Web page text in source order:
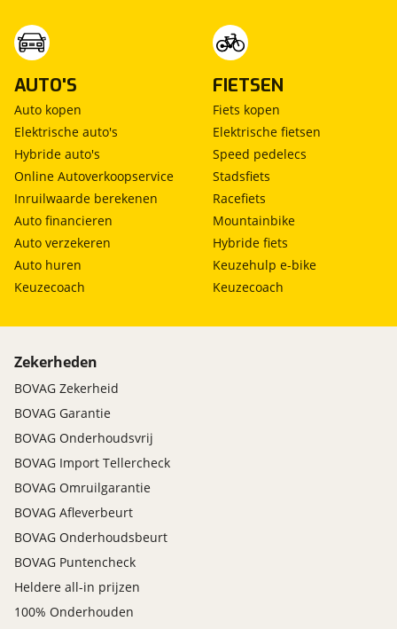
AUTO'S
Auto kopen
Elektrische auto's
Hybride auto's
Online Autoverkoopservice
Inruilwaarde berekenen
Auto financieren
Auto verzekeren
Auto huren
Keuzecoach
FIETSEN
Fiets kopen
Elektrische fietsen
Speed pedelecs
Stadsfiets
Racefiets
Mountainbike
Hybride fiets
Keuzehulp e-bike
Keuzecoach
Zekerheden
BOVAG Zekerheid
BOVAG Garantie
BOVAG Onderhoudsvrij
BOVAG Import Tellercheck
BOVAG Omruilgarantie
BOVAG Afleverbeurt
BOVAG Onderhoudsbeurt
BOVAG Puntencheck
Heldere all-in prijzen
100% Onderhouden